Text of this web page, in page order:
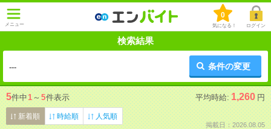
メニュー
0
気になる！ ログイン
検索結果
--- 条件の変更
5件中1 ～ 5件表示 平均時給: 1,260 円
新着順 時給順 人気順
掲載日：2026.08.05